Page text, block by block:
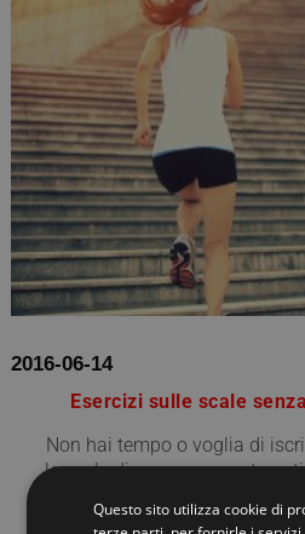
2016-06-14
Esercizi sulle scale
Non hai tempo o voglia di
le scale di casa per
hai mai pensato, ma fare le
un ottimo
Questo sito utilizza cookie di